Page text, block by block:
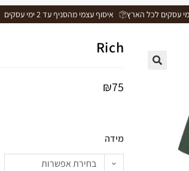
איסוף עצמי מהסניף עד 2 ימי עסקים
Rich
₪75
מידה
בחירת אפשרות